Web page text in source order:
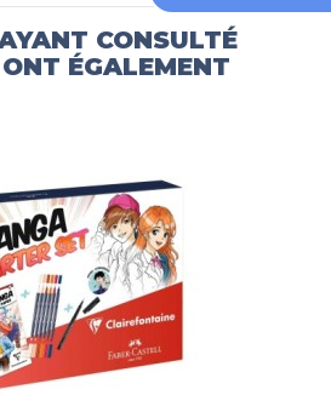
CONSULTÉ
ÉGALEMENT